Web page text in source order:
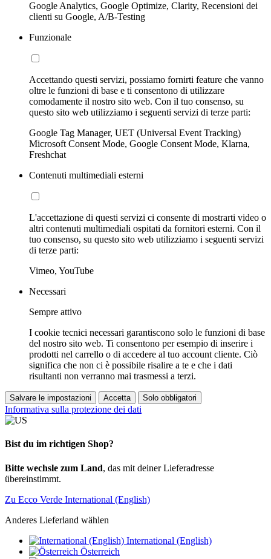
Google Analytics, Google Optimize, Clarity, Recensioni dei
clienti su Google, A/B-Testing
Funzionale
Accettando questi servizi, possiamo fornirti feature che vanno
oltre le funzioni di base e ti consentono di utilizzare
comodamente il nostro sito web. Con il tuo consenso, su
questo sito web utilizziamo i seguenti servizi di terze parti:
Google Tag Manager, UET (Universal Event Tracking)
Microsoft Consent Mode, Google Consent Mode, Klarna,
Freshchat
Contenuti multimediali esterni
L'accettazione di questi servizi ci consente di mostrarti video o
altri contenuti multimediali ospitati da fornitori esterni. Con il
tuo consenso, su questo sito web utilizziamo i seguenti servizi
di terze parti:
Vimeo, YouTube
Necessari
Sempre attivo
I cookie tecnici necessari garantiscono solo le funzioni di base
del nostro sito web. Ti consentono per esempio di inserire i
prodotti nel carrello o di accedere al tuo account cliente. Ciò
significa che non ci è possibile risalire a te e che i dati
risultanti non verranno mai trasmessi a terzi.
Salvare le impostazioni Accetta Solo obbligatori
Informativa sulla protezione dei dati
Bist du im richtigen Shop?
Bitte wechsle zum Land, das mit deiner Lieferadresse
übereinstimmt.
Zu Ecco Verde International (English)
Anderes Lieferland wählen
International (English)
Österreich